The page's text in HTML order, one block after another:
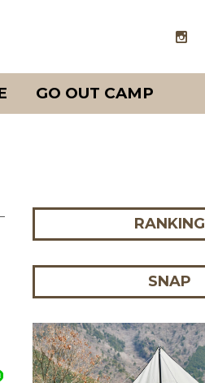
GO OUT CAMP
RANKING
SNAP